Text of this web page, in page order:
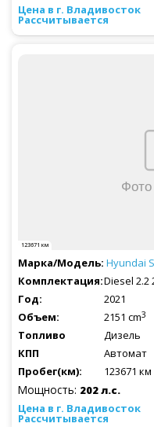
Рассчитывается
123671 км
Hyundai
Diesel 2.2
2021
2151 cm3
Дизель
Автомат
123671 км
Мощность: 202 л.с.
Рассчитывается